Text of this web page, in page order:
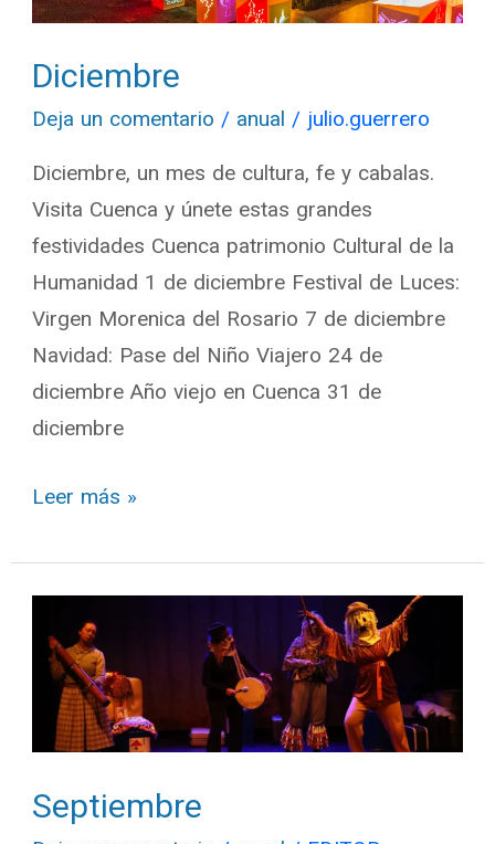
Diciembre
Deja un comentario / anual / julio.guerrero
Diciembre, un mes de cultura, fe y cabalas.
Visita Cuenca y únete estas grandes
festividades Cuenca patrimonio Cultural de la
Humanidad 1 de diciembre Festival de Luces:
Virgen Morenica del Rosario 7 de diciembre
Navidad: Pase del Niño Viajero 24 de
diciembre Año viejo en Cuenca 31 de
diciembre
Leer más »
Septiembre